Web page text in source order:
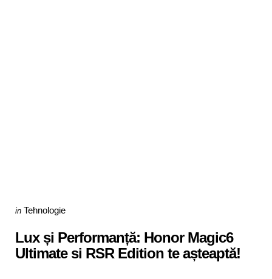
Categories
Posted
in Tehnologie
Lux și Performanță: Honor Magic6
Ultimate si RSR Edition te așteaptă!